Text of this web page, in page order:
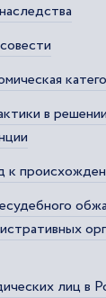
в
к
лиц в